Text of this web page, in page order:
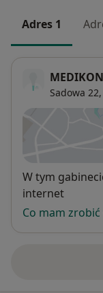
Adres 1
MEDIKON
Sadowa 22,
Dostępność
W tym
internet
Co mam